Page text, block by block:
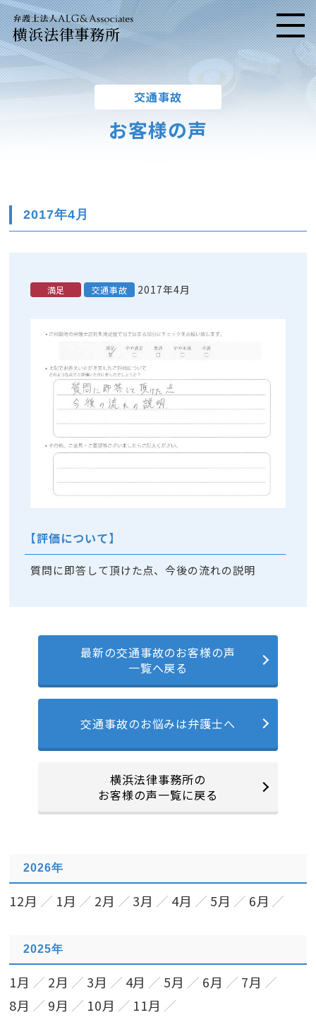
横浜法律事務所 メニ
交通事故
お客様の声
2017年4月
満足 交通事故 2017年4月
【評価について】
質問に即答して頂けた点、今後の流れの説明
最新の交通事故のお客様の声
一覧へ戻る
交通事故のお悩みは弁護士へ
横浜法律事務所の
お客様の声一覧に戻る
2026年
12月 1月 2月 3月 4月 5月 6月
2025年
1月 2月 3月 4月 5月 6月
7月
8月
9月 10月 11月